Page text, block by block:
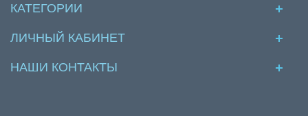
КАТЕГОРИИ
ЛИЧНЫЙ КАБИНЕТ
НАШИ КОНТАКТЫ